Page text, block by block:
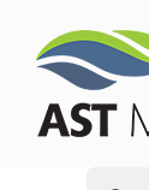
innehållet